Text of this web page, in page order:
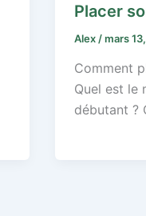
Placer
Alex /mars
Comment
Quel est le
débutant ?